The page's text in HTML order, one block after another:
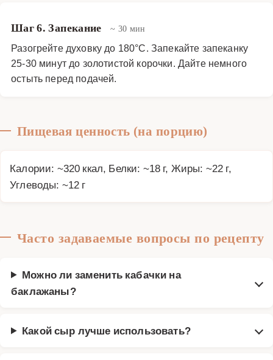
Шаг 6. Запекание ~ 30 мин
Разогрейте духовку до 180°C. Запекайте запеканку
25-30 минут до золотистой корочки. Дайте немного
остыть перед подачей.
Пищевая ценность (на порцию)
Калории: ~320 ккал, Белки: ~18 г, Жиры: ~22 г,
Углеводы: ~12 г
Часто задаваемые вопросы по рецепту
Можно ли заменить кабачки на
баклажаны?
Какой сыр лучше использовать?